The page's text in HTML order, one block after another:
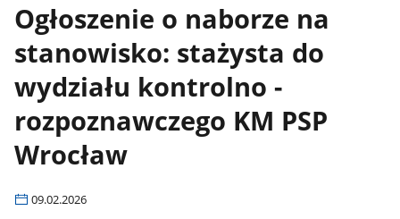
Ogłoszenie o naborze na
stanowisko: stażysta do
wydziału kontrolno -
rozpoznawczego KM PSP
Wrocław
09.02.2026